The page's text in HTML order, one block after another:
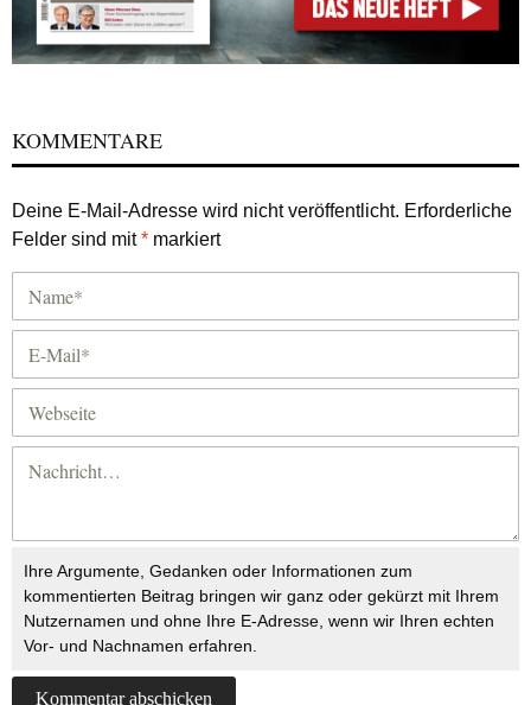
KOMMENTARE
Deine E-Mail-Adresse wird nicht veröffentlicht. Erforderliche
Felder sind mit* markiert
Ihre Argumente, Gedanken oder Informationen zum
kommentierten Beitrag bringen wir ganz oder gekürzt mit Ihrem
Nutzernamen und ohne Ihre E-Adresse, wenn wir Ihren echten
Vor- und Nachnamen erfahren.